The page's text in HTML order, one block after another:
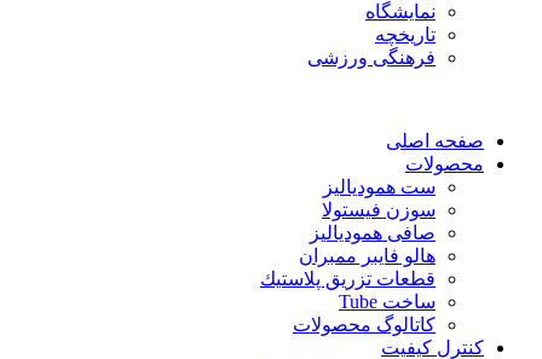
نمایشگاه
تاريخچه
فرهنگی ورزشی
صفحه اصلی
محصولات
ست همودیالیز
سوزن فیستولا
صافی همودیالیز
هالو فایبر ممبران
قطعات تزريق پلاستيك
ساخت Tube
کاتالوگ محصولات
کنترل کیفیت